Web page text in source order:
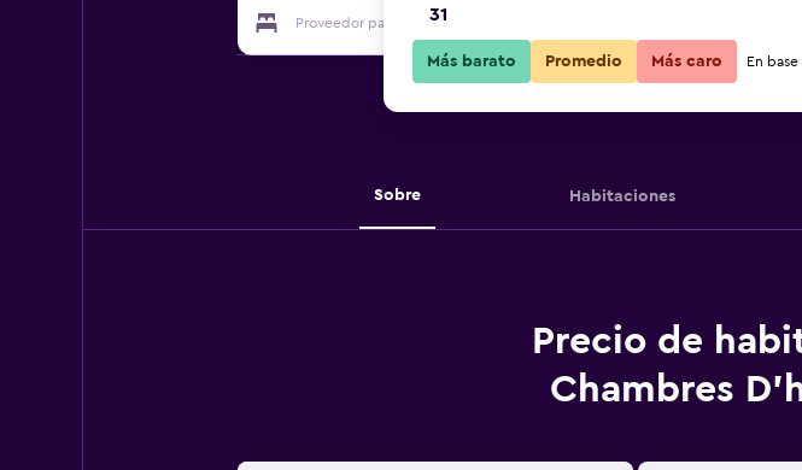
Proveedor para Chambres D'hôtes Le Vieux Logis
Sobre Habitaciones
Precio de
Chambres
31
Más barato Promedio Más caro En